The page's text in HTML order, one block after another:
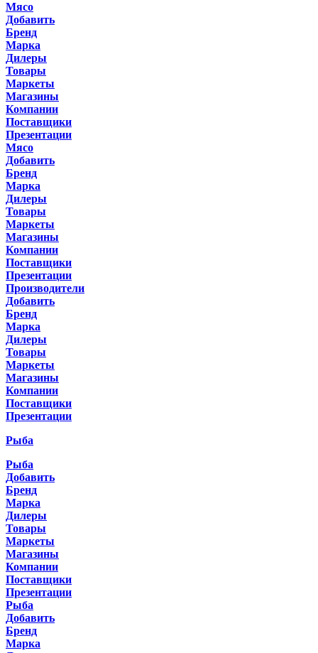
Мясо
Добавить
Бренд
Марка
Дилеры
Товары
Маркеты
Магазины
Компании
Поставщики
Презентации
Мясо
Добавить
Бренд
Марка
Дилеры
Товары
Маркеты
Магазины
Компании
Поставщики
Презентации
Производители
Добавить
Бренд
Марка
Дилеры
Товары
Маркеты
Магазины
Компании
Поставщики
Презентации
Рыба
Рыба
Добавить
Бренд
Марка
Дилеры
Товары
Маркеты
Магазины
Компании
Поставщики
Презентации
Рыба
Добавить
Бренд
Марка